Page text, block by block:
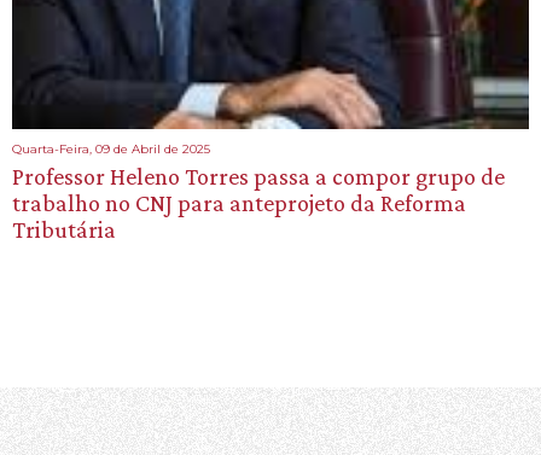
Quarta-Feira, 09 de Abril de 2025
Professor Heleno Torres passa a compor grupo de
trabalho no CNJ para anteprojeto da Reforma
Tributária